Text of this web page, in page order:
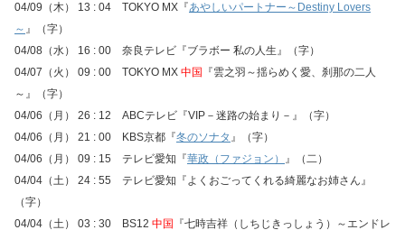
04/09（木） 13 : 04 TOKYO MX『あやしいパートナー～Destiny Lovers
～ 』（字）
04/08（水） 16 : 00 奈良テレビ『ブラボー 私の人生』（字）
04/07（火） 09 : 00 TOKYO MX 中国
『雲之羽～揺らめく愛、刹那の二人
～』（字）
04/06（月） 26 : 12 ABCテレビ『VIP－迷路の始まり－』（字）
04/06（月） 21 : 00 KBS京都『冬のソナタ 』（字）
04/06（月） 09 : 15 テレビ愛知『華政（ファジョン） 』（二）
04/04（土） 24 : 55 テレビ愛知『よくおごってくれる綺麗なお姉さん』
（字）
04/04（土） 03 : 30 BS12 中国 『七時吉祥（しちじきっしょう）～エンドレ